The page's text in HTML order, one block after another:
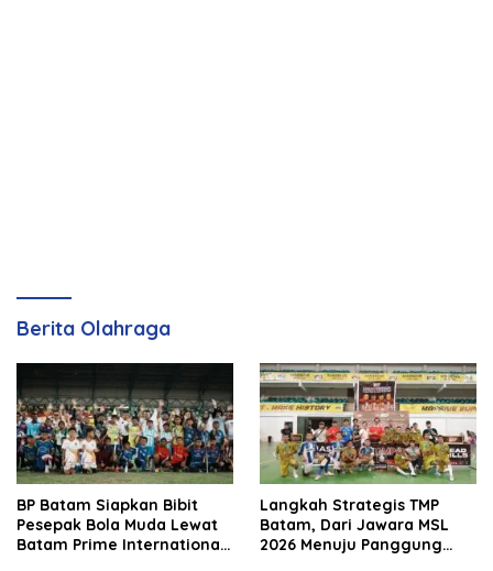
Berita Olahraga
BP Batam Siapkan Bibit
Pesepak Bola Muda Lewat
Batam Prime International
Langkah Strategis TMP
Batam, Dari Jawara MSL
2026 Menuju Panggung